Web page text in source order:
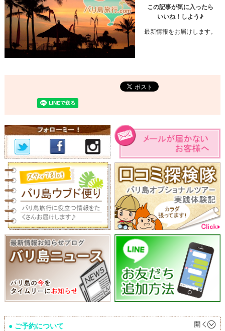
この記事が気に入ったら
いいね！しよう♪
最新情報をお届けします。
ご予約について